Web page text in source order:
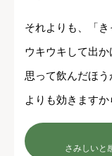
それよりも、「
ウキウキして出
思って飲んだほ
よりも効きますか
さみしいと